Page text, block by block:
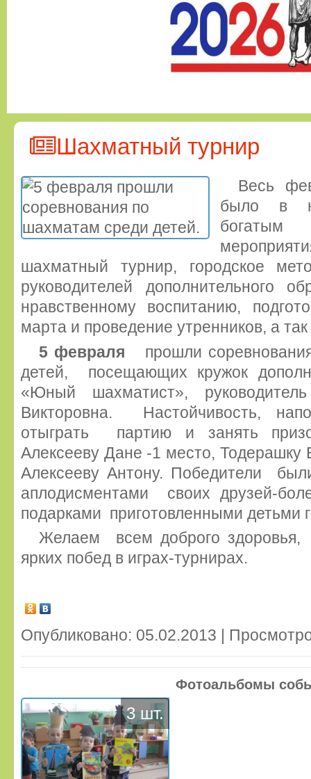
Шахматный турнир
Весь
было в
богатым
шахматный турнир, городское
руководителей дополнительного
нравственному воспитанию,
марта и проведение утренников, а
5 февраля прошли
детей, посещающих кружок
«Юный шахматист»,
Викторовна. Настойчивость,
отыграть партию и занять
Алексееву Дане -1 место, Тодерашку
Алексееву Антону. Победители
аплодисментами своих друзей-
подарками приготовленными детьми
Желаем всем доброго здоровья,
ярких побед в играх-турнирах.
Опубликовано: 05.02.2013 |
Фотоальбомы
3 шт.